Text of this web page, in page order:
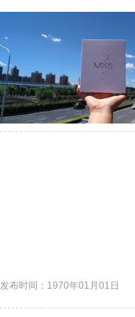
发布时间：1970年01月01日